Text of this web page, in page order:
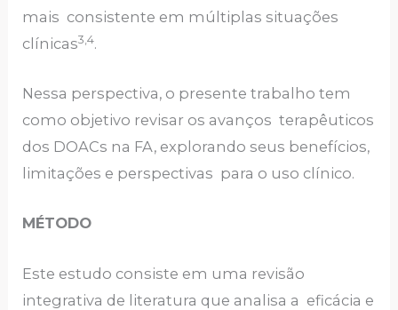
mais consistente em múltiplas situações
clínicas3,4.
Nessa perspectiva, o presente trabalho tem
como objetivo revisar os avanços terapêuticos
dos DOACs na FA, explorando seus benefícios,
limitações e perspectivas para o uso clínico.
MÉTODO
Este estudo consiste em uma revisão
integrativa de literatura que analisa a eficácia e